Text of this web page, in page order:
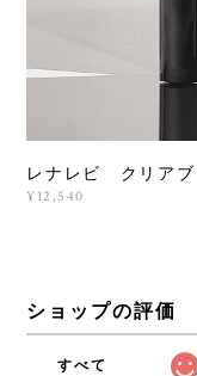
レナレビ クリアブ
¥12,540
ショップの評価
すべて